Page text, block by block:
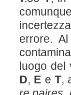
errore.
luogo del
D, E e T,